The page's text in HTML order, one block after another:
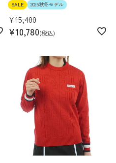
SALE 2025秋冬モデル
¥15,400
¥10,780 税込